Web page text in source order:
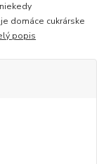
domáce cukrárske
popis